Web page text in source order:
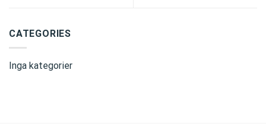
CATEGORIES
Inga kategorier